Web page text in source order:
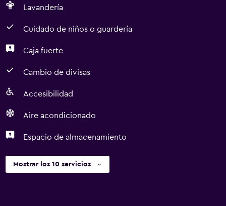
Lavandería
Cuidado de niños o guardería
Caja fuerte
Cambio de divisas
Accesibilidad
Aire acondicionado
Espacio de almacenamiento
Mostrar los 10 servicios